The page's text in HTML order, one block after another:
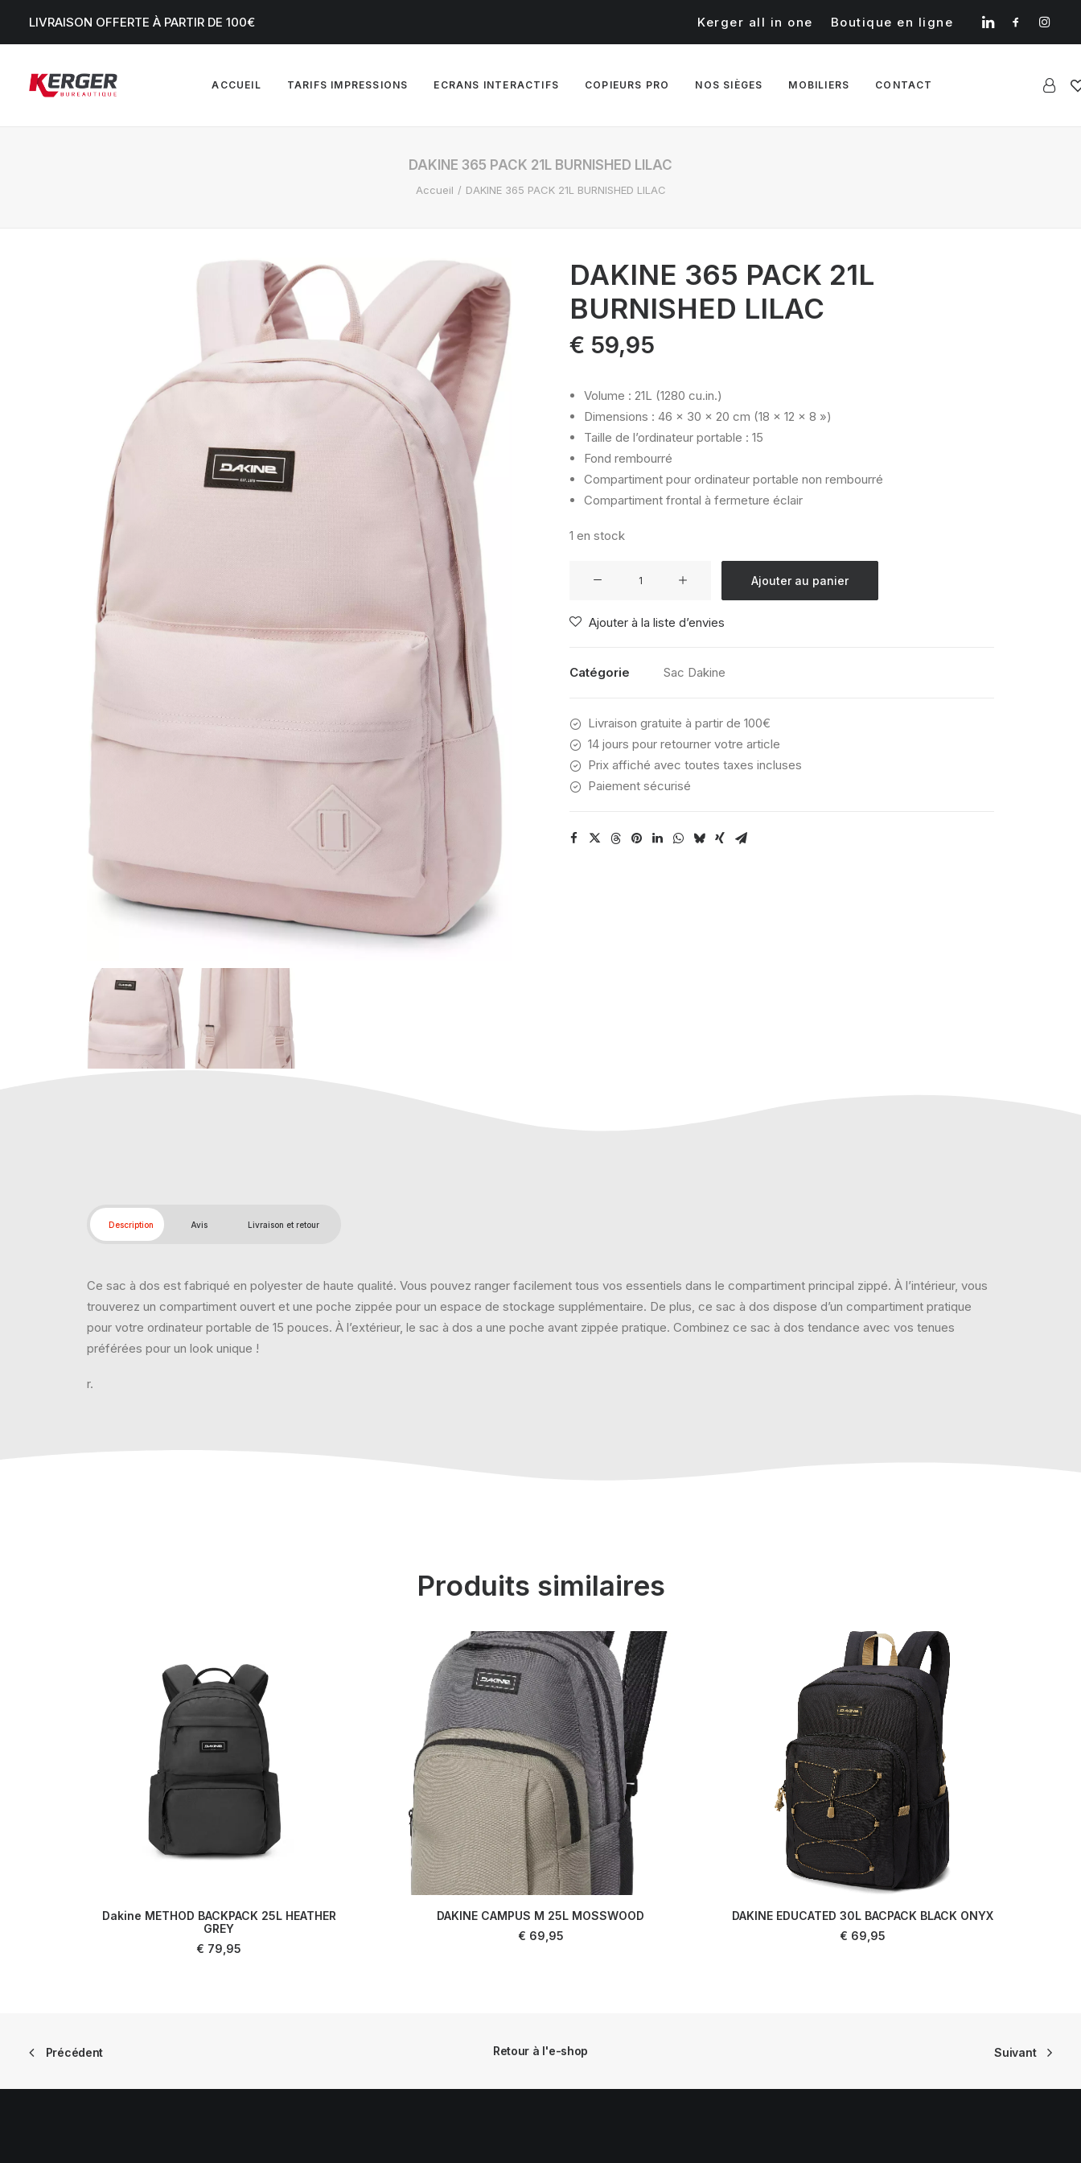
LIVRAISON OFFERTE À PARTIR DE 100€ Kerger all in one Boutique en ligne
ACCUEIL TARIFS IMPRESSIONS ECRANS INTERACTIFS COPIEURS PRO NOS SIÈGES MOBILIERS CONTACT
DAKINE 365 PACK 21L BURNISHED LILAC
Accueil DAKINE 365 PACK 21L BURNISHED LILAC
DAKINE 365 PACK 21L
BURNISHED LILAC
€ 59,95
Volume : 21L (1280 cu.in.)
Dimensions : 46 x 30 x 20 cm (18 x 12 x 8 »)
Taille de l’ordinateur portable : 15
Fond rembourré
Compartiment pour ordinateur portable non rembourré
Compartiment frontal à fermeture éclair
1 en stock
365
21L
Ajouter au panier
Ajouter à la liste d’envies
Catégorie Sac Dakine
Livraison gratuite à partir de 100€
14 jours pour retourner votre article
Prix affiché avec toutes taxes incluses
Paiement sécurisé
Description Avis Livraison et retour
Ce sac à dos est fabriqué en polyester de haute qualité. Vous pouvez ranger facilement tous vos essentiels dans le compartiment principal zippé. À l’intérieur, vous
trouverez un compartiment ouvert et une poche zippée pour un espace de stockage supplémentaire. De plus, ce sac à dos dispose d’un compartiment pratique
pour votre ordinateur portable de 15 pouces. À l’extérieur, le sac à dos a une poche avant zippée pratique. Combinez ce sac à dos tendance avec vos tenues
préférées pour un look unique !
r.
Produits similaires
AJOUTER AU PANIER
Dakine METHOD BACKPACK 25L HEATHER
GREY
€ 79,95
DAKINE CAMPUS M 25L MOSSWOOD
€ 69,95
DAKINE EDUCATED 30L BACPACK BLACK ONYX
€ 69,95
Précédent Retour à l'e-shop Suivant